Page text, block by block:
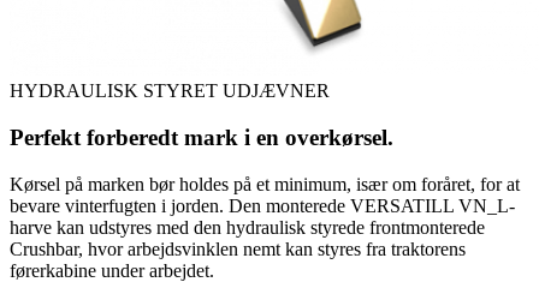
HYDRAULISK STYRET UDJÆVNER
Perfekt forberedt mark i en overkørsel.
Kørsel på marken bør holdes på et minimum, især om foråret, for at
bevare vinterfugten i jorden. Den monterede VERSATILL VN_L-
harve kan udstyres med den hydraulisk styrede frontmonterede
Crushbar, hvor arbejdsvinklen nemt kan styres fra traktorens
førerkabine under arbejdet.